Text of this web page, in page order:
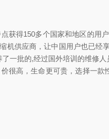
获得150多个国家和地区的用
供应商，让中国用户也已经
批的,经过国外培训的维修
很高，生命更可贵，选择一